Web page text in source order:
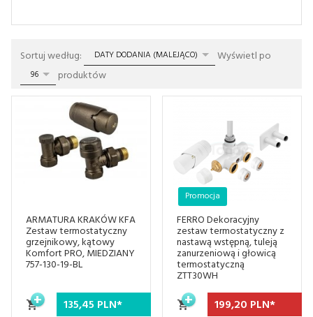
Sortuj według: sortDATY DODANIA (MALEJĄCO) Wyświetl po
96 produktów
ARMATURA KRAKÓW KFA
Zestaw termostatyczny
grzejnikowy, kątowy
Komfort PRO, MIEDZIANY
757-130-19-BL
135,45 PLN*
FERRO Dekoracyjny
zestaw termostatyczny z
nastawą wstępną, tuleją
zanurzeniową i głowicą
termostatyczną
ZTT30WH
Promocja
199,20 PLN*